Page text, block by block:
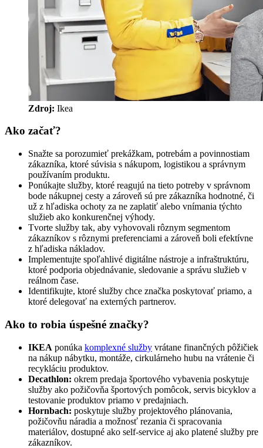
Zdroj: Ikea
Ako začať?
Snažte sa porozumieť prekážkam, potrebám a povinnostiam
zákazníka, ktoré súvisia s nákupom, logistikou a správnym
používaním produktu.
Ponúkajte služby, ktoré reagujú na tieto potreby v správnom
bode nákupnej cesty a zároveň sú pre zákazníka hodnotné, či
už z hľadiska ochoty za ne zaplatiť alebo vnímania týchto
služieb ako konkurenčnej výhody.
Tvorte služby tak, aby vyhovovali rôznym segmentom
zákazníkov s rôznymi preferenciami a zároveň boli efektívne
z hľadiska nákladov.
Implementujte spoľahlivé digitálne nástroje a infraštruktúru,
ktoré podporia objednávanie, sledovanie a správu služieb v
reálnom čase.
Identifikujte, ktoré služby chce značka poskytovať priamo, a
ktoré delegovať na externých partnerov.
Ako to robia úspešné značky?
IKEA ponúka komplexné služby vrátane finančných pôžičiek
na nákup nábytku, montáže, cirkulárneho hubu na vrátenie či
recykláciu produktov.
Decathlon: okrem predaja športového vybavenia poskytuje
služby ako požičovňa športových pomôcok, servis bicyklov a
testovanie produktov priamo v predajniach.
Hornbach: poskytuje služby projektového plánovania,
požičovňu náradia a možnosť rezania či spracovania
materiálov, dostupné ako self-service aj ako platené služby pre
zákazníkov.